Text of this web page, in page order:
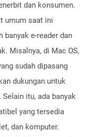
dan konsumen.
umum saat ini
banyak e-reader dan
Misalnya, di Mac OS,
sudah dipasang
dukungan untuk
itu, ada banyak
yang tersedia
dan komputer.